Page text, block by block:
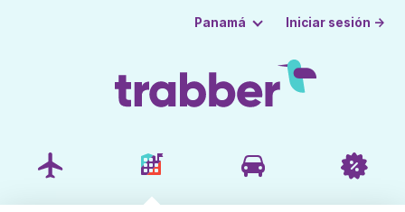
Panamá Iniciar sesión →